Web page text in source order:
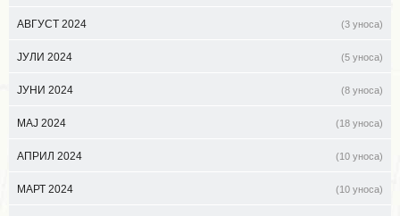
АВГУСТ 2024 (3 уноса)
ЈУЛИ 2024 (5 уноса)
ЈУНИ 2024 (8 уноса)
МАЈ 2024 (18 уноса)
АПРИЛ 2024 (10 уноса)
МАРТ 2024 (10 уноса)